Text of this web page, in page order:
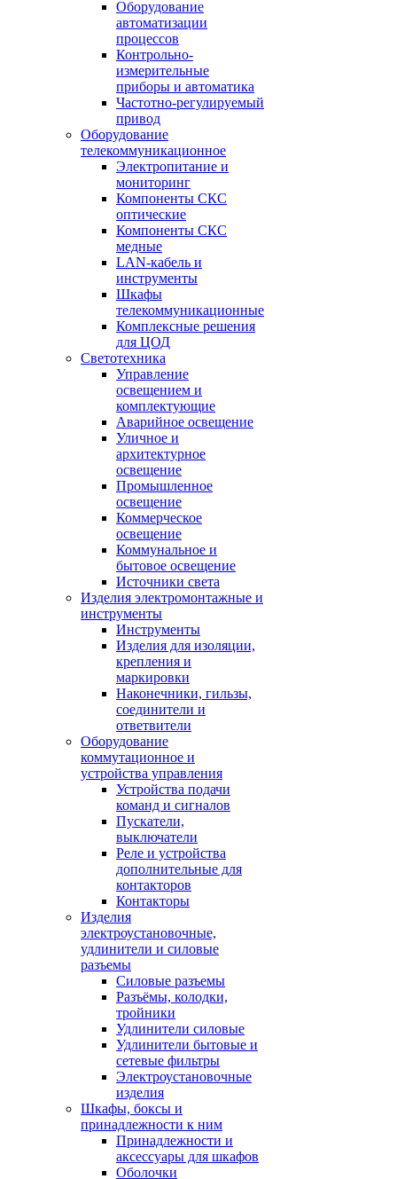
Оборудование
автоматизации
процессов
Контрольно-
измерительные
приборы и автоматика
Частотно-регулируемый
привод
Оборудование
телекоммуникационное
Электропитание и
мониторинг
Компоненты СКС
оптические
Компоненты СКС
медные
LAN-кабель и
инструменты
Шкафы
телекоммуникационные
Комплексные решения
для ЦОД
Светотехника
Управление
освещением и
комплектующие
Аварийное освещение
Уличное и
архитектурное
освещение
Промышленное
освещение
Коммерческое
освещение
Коммунальное и
бытовое освещение
Источники света
Изделия электромонтажные и
инструменты
Инструменты
Изделия для изоляции,
крепления и
маркировки
Наконечники, гильзы,
соединители и
ответвители
Оборудование
коммутационное и
устройства управления
Устройства подачи
команд и сигналов
Пускатели,
выключатели
Реле и устройства
дополнительные для
контакторов
Контакторы
Изделия
электроустановочные,
удлинители и силовые
разъемы
Силовые разъемы
Разъёмы, колодки,
тройники
Удлинители силовые
Удлинители бытовые и
сетевые фильтры
Электроустановочные
изделия
Шкафы, боксы и
принадлежности к ним
Принадлежности и
аксессуары для шкафов
Оболочки